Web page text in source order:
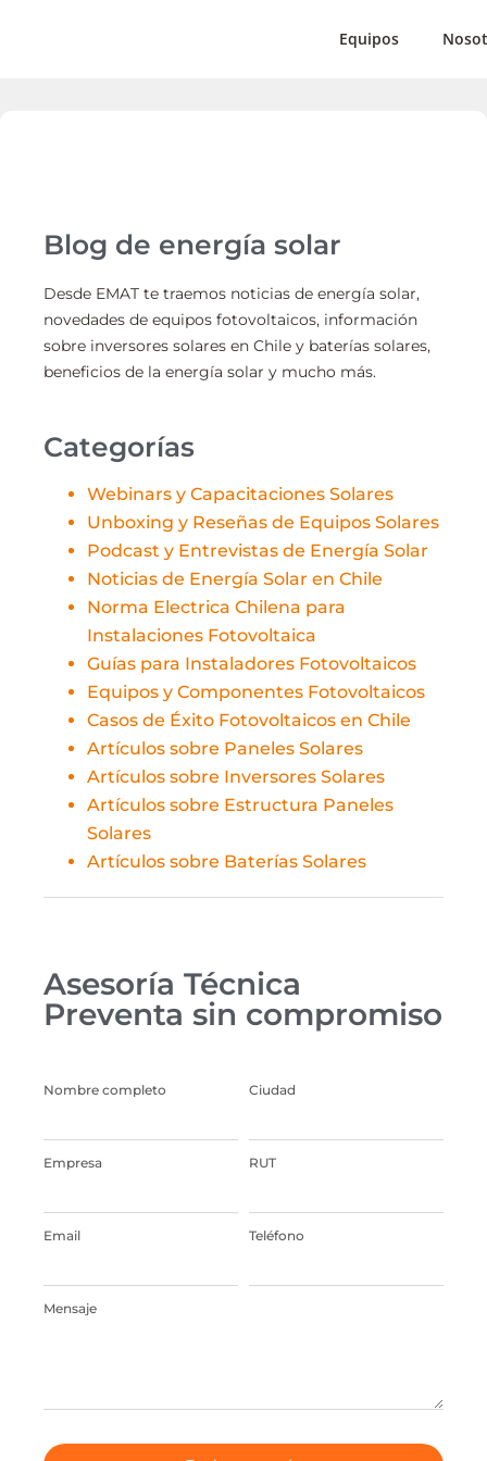
Equipos
Blog de energía solar
Desde EMAT te traemos noticias de energía solar,
novedades de equipos fotovoltaicos, información
sobre inversores solares en Chile y baterías solares,
beneficios de la energía solar y mucho más.
Categorías
Webinars y Capacitaciones Solares
Unboxing y Reseñas de Equipos Solares
Podcast y Entrevistas de Energía Solar
Noticias de Energía Solar en Chile
Norma Electrica Chilena para
Instalaciones Fotovoltaica
Guías para Instaladores Fotovoltaicos
Equipos y Componentes Fotovoltaicos
Casos de Éxito Fotovoltaicos en Chile
Artículos sobre Paneles Solares
Artículos sobre Inversores Solares
Artículos sobre Estructura Paneles
Solares
Artículos sobre Baterías Solares
Asesoría Técnica
Preventa sin compromiso
Nombre completo Ciudad
Empresa RUT
Email Teléfono
Mensaje